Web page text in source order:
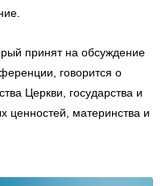
принят на обсуждение
говорится о
Церкви, государства и
ценностей, материнства и